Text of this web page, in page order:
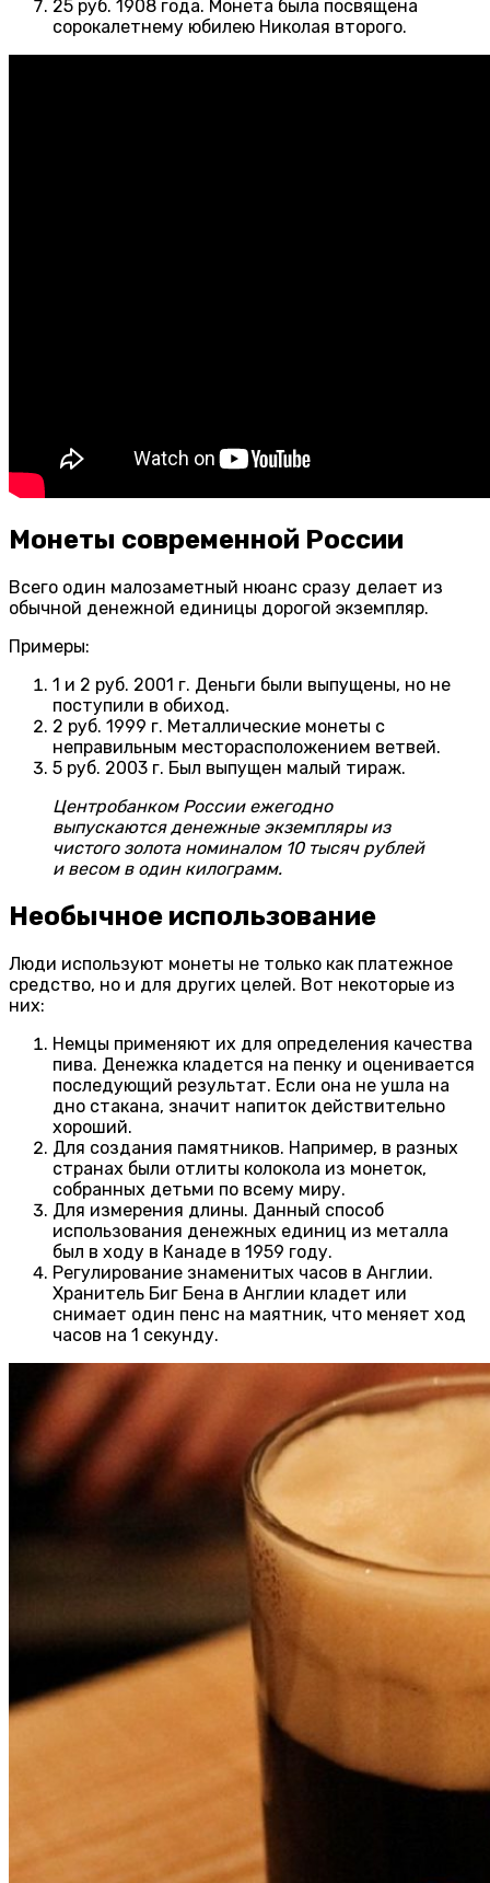
25 руб. 1908 года. Монета была посвящена
сорокалетнему юбилею Николая второго.
Монеты современной России
Всего один малозаметный нюанс сразу делает из
обычной денежной единицы дорогой экземпляр.
Примеры:
1 и 2 руб. 2001 г. Деньги были выпущены, но не
поступили в обиход.
2 руб. 1999 г. Металлические монеты с
неправильным месторасположением ветвей.
5 руб. 2003 г. Был выпущен малый тираж.
Центробанком России ежегодно
выпускаются денежные экземпляры из
чистого золота номиналом 10 тысяч рублей
и весом в один килограмм.
Необычное использование
Люди используют монеты не только как платежное
средство, но и для других целей. Вот некоторые из
них:
Немцы применяют их для определения качества
пива. Денежка кладется на пенку и оценивается
последующий результат. Если она не ушла на
дно стакана, значит напиток действительно
хороший.
Для создания памятников. Например, в разных
странах были отлиты колокола из монеток,
собранных детьми по всему миру.
Для измерения длины. Данный способ
использования денежных единиц из металла
был в ходу в Канаде в 1959 году.
Регулирование знаменитых часов в Англии.
Хранитель Биг Бена в Англии кладет или
снимает один пенс на маятник, что меняет ход
часов на 1 секунду.